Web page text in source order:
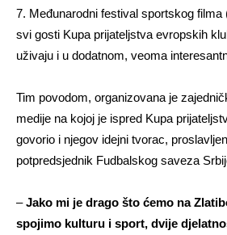
7. Međunarodni festival sportskog filma
svi gosti Kupa prijateljstva evropskih
uživaju i u dodatnom, veoma
Tim povodom, organizovana je
medije na kojoj je ispred Kupa
govorio i njegov idejni tvorac,
potpredsjednik Fudbalskog saveza
–Jako mi je drago što ćemo na
spojimo kulturu i sport, dvije